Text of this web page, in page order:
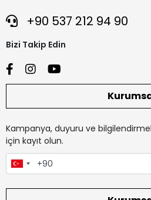
+90 537 212 94 90
Bizi Takip Edin
Kampanya, duyuru ve
için kayıt olun.